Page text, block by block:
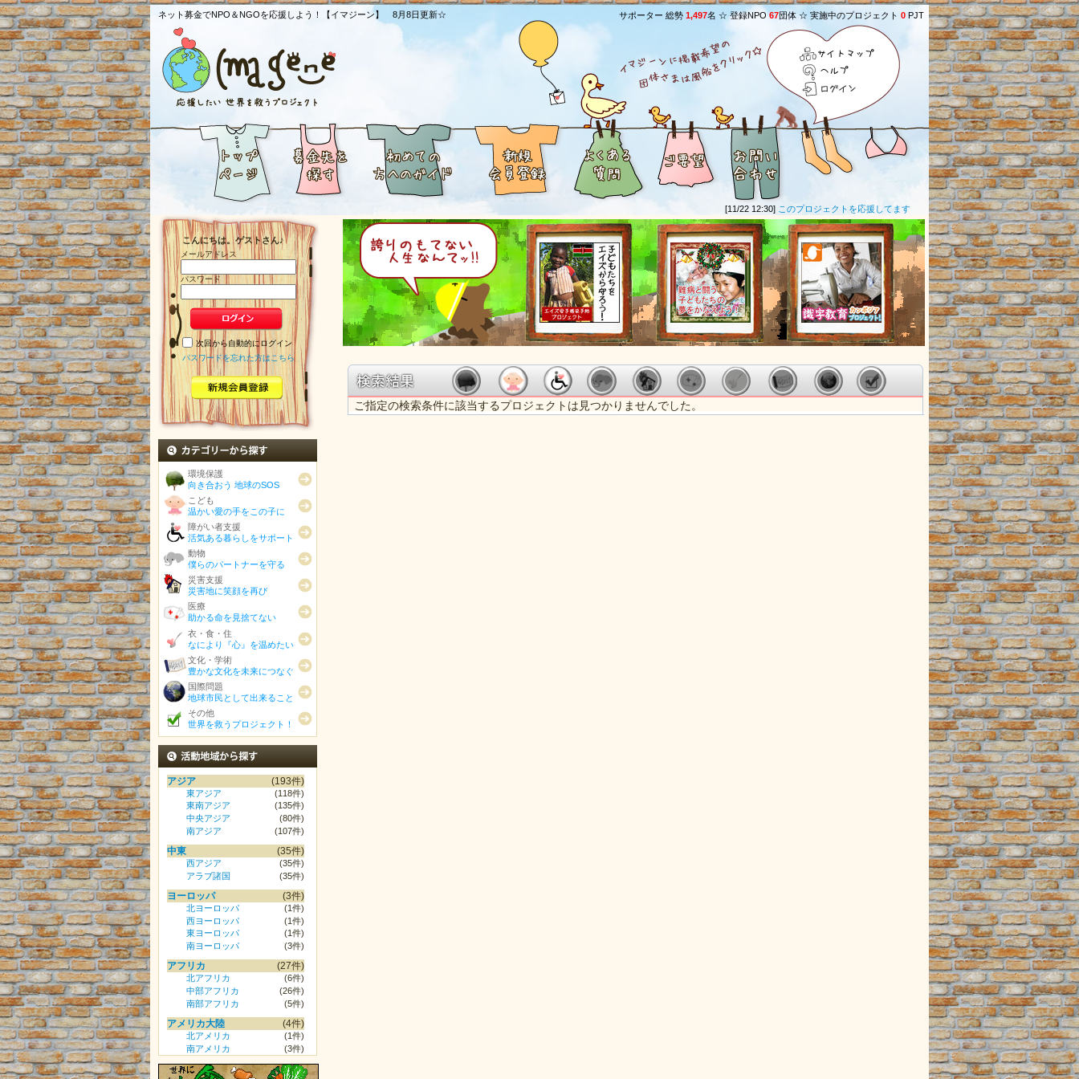
ネット募金でNPO＆NGOを応援しよう！【イマジーン】 8月8日更新☆ サポーター 総勢 1,497名 ☆ 登録NPO 67団体 ☆ 実施中のプロジェクト 0 PJT
サイトマップ
ヘルプ
ログイン
[11/22 12:30]このプロジェクトを応援してます！！！ グリーンさん) ★[01/06 23:45]応
こんにちは。ゲストさん♪
メールアドレス
パスワード
次回から自動的にログイン
パスワードを忘れた方はこちら
環境保護
向き合おう 地球のSOS
こども
温かい愛の手をこの子に
障がい者支援
活気ある暮らしをサポート
動物
僕らのパートナーを守る
災害支援
災害地に笑顔を再び
医療
助かる命を見捨てない
衣・食・住
なにより『心』を温めたい
文化・学術
豊かな文化を未来につなぐ
国際問題
地球市民として出来ること
その他
世界を救うプロジェクト！
活動地域から探す
アジア (193件)
東アジア
(118件)
東南アジア
(135件)
中央アジア
(80件)
南アジア
(107件)
中東 (35件)
西アジア
(35件)
アラブ諸国
(35件)
ヨーロッパ (3件)
北ヨーロッパ
(1件)
西ヨーロッパ
(1件)
東ヨーロッパ
(1件)
南ヨーロッパ
(3件)
アフリカ (27件)
北アフリカ
(6件)
中部アフリカ
(26件)
南部アフリカ
(5件)
アメリカ大陸 (4件)
北アメリカ
(1件)
南アメリカ
(3件)
ご指定の検索条件に該当するプロジェクトは見つかりませんでした。